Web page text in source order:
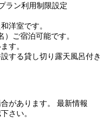
ラン利用制限設定
洋室です。
ご宿泊可能です。
す。
する貸し切り露天風呂付き
があります。 最新情報
さい。